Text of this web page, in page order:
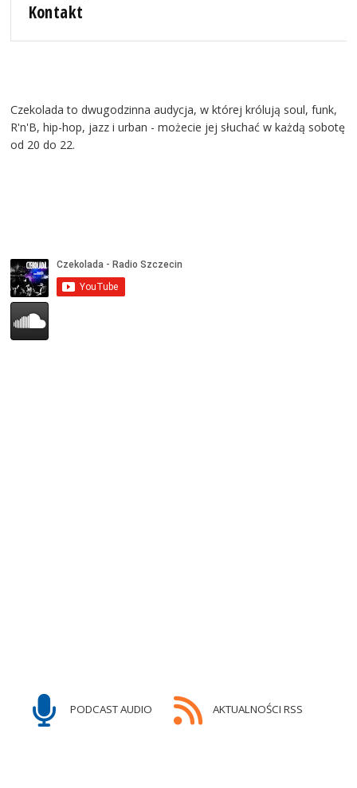
Kontakt
Czekolada to dwugodzinna audycja, w której królują soul, funk,
R'n'B, hip-hop, jazz i urban - możecie jej słuchać w każdą sobotę
od 20 do 22.
PODCAST AUDIO AKTUALNOŚCI RSS